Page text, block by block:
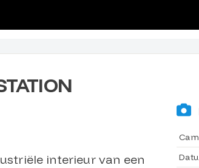
interieur van een